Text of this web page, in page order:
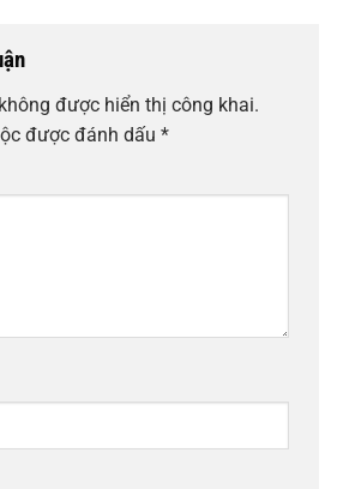
được hiển thị công khai.
được đánh dấu *